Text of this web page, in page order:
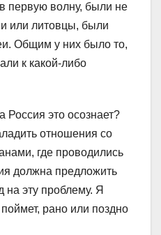
первую волну, были не
или литовцы, были
Общим у них было то,
к какой-либо
Россия это осознает?
отношения со
где проводились
должна предложить
на эту проблему. Я
рано или поздно